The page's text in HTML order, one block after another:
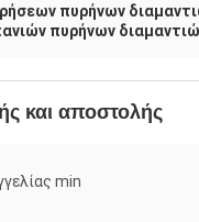
πυρήνων
πυρήνων
και αποστολής
min